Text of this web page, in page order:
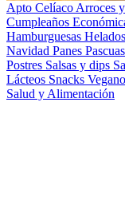
Apto Celíaco Arroces
Cumpleaños
Hamburguesas Helados
Navidad Panes Pascuas
Postres Salsas y dips
Lácteos Snacks Vegano
Salud y Alimentación